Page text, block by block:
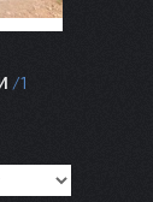
1